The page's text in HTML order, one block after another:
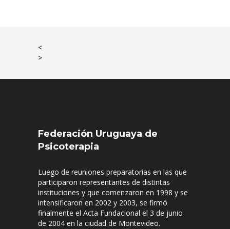
<
>
Federación Uruguaya de
Psicoterapia
Luego de reuniones preparatorias en las que
participaron representantes de distintas
instituciones y que comenzaron en 1998 y se
intensificaron en 2002 y 2003, se firmó
finalmente el Acta Fundacional el 3 de junio
de 2004 en la ciudad de Montevideo.